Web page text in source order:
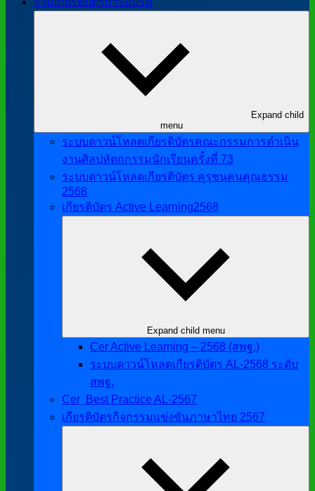
Expand child
menu
ระบบดาวน์โหลดเกียรติบัตรคณะกรรมการดำเนิน
งานศิลปหัตถกรรมนักเรียนครั้งที่ 73
ระบบดาวน์โหลดเกียรติบัตร คุรุชนคนคุณธรรม
2568
เกียรติบัตร Active Learning2568
Expand child menu
Cer Active Learning – 2568 (สพฐ.)
ระบบดาวน์โหลดเกียรติบัตร AL-2568 ระดับ
สพฐ.
Cer ฺ Best Practice AL-2567
เกียรติบัตรกิจกรรมแข่งขันภาษาไทย 2567